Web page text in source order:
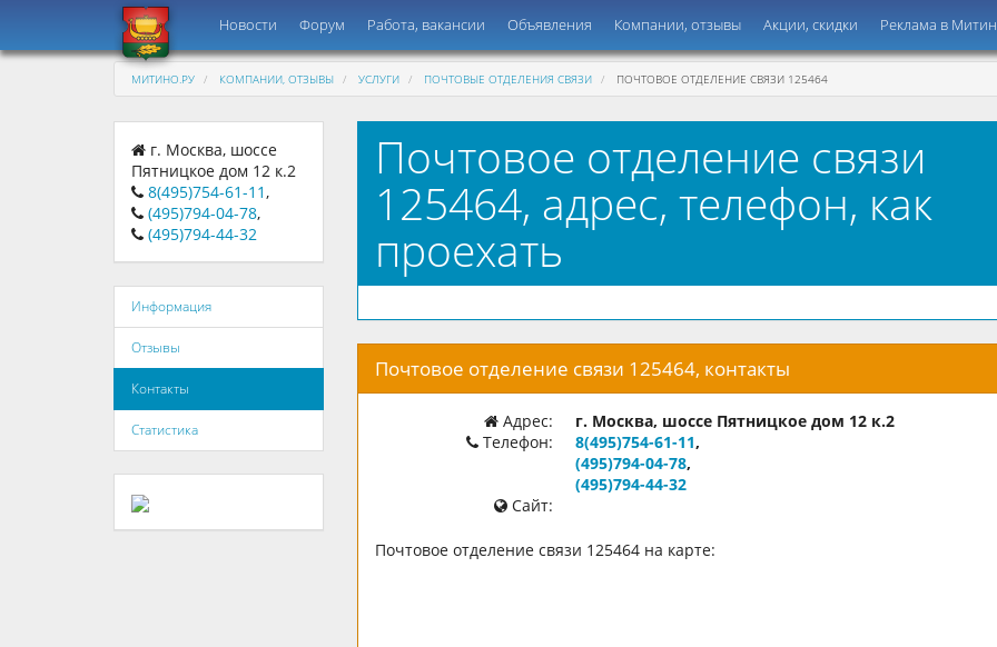
Новости Форум Работа, вакансии Объявления Компании, отзывы Акции, скидки Реклама в
МИТИНО.РУ КОМПАНИИ, ОТЗЫВЫ УСЛУГИ ПОЧТОВЫЕ ОТДЕЛЕНИЯ СВЯЗИ ПОЧТОВОЕ ОТДЕЛЕНИЕ СВЯЗИ 125464
г. Москва, шоссе
Пятницкое дом 12 к.2
8(495)754-61-11,
(495)794-04-78,
(495)794-44-32
Информация
Отзывы
Контакты
Статистика
Почтовое отделение связи
125464, адрес, телефон, как
проехать
Почтовое отделение связи 125464, контакты
Адрес:
г. Москва, шоссе Пятницкое дом 12 к.2
Телефон:
8(495)754-61-11,
(495)794-04-78,
(495)794-44-32
Сайт:
Почтовое отделение связи 125464 на карте: